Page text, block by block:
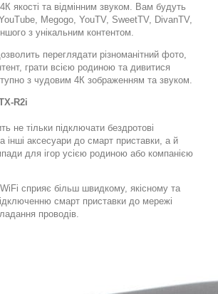
4К якості та відмінним звуком. Вам будуть
Megogo, YouTV, SweetTV, DivanTV,
з унікальним контентом.
переглядати різноманітний фото,
грати всією родиною та дивитися
з чудовим 4К зображенням та звуком.
R2i
не тільки підключати бездротові
інші аксесуари до смарт приставки, а й
для ігор усією родиною або компанією
сприяє більш швидкому, якісному та
смарт приставки до мережі
проводів.